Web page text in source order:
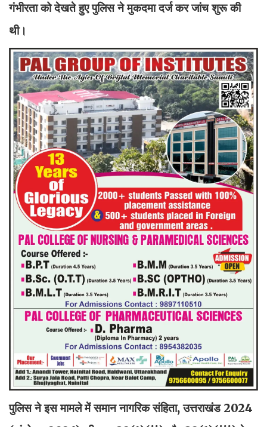
गंभीरता को देखते हुए पुलिस ने मुकदमा दर्ज कर जांच शुरू की
थी।
पुलिस ने इस मामले में समान नागरिक संहिता, उत्तराखंड 2024